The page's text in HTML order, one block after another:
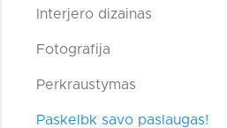
Interjero dizainas
Fotografija
Perkraustymas
Paskelbk savo paslaugas!